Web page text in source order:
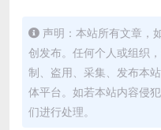
声明：本站所有文章，
创发布。任何个人或组织
制、盗用、采集、发布本
体平台。如若本站内容侵
们进行处理。